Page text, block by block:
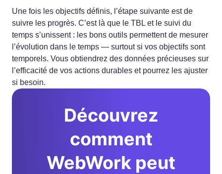
Une fois les objectifs définis, l’étape suivante est de
suivre les progrès. C’est là que le TBL et le suivi du
temps s’unissent : les bons outils permettent de mesurer
l’évolution dans le temps — surtout si vos objectifs sont
temporels. Vous obtiendrez des données précieuses sur
l’efficacité de vos actions durables et pourrez les ajuster
si besoin.
Découvrez
comment
WebWork peut